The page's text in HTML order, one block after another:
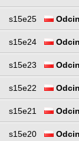
s15e25
s15e24
s15e23
s15e22
s15e21
s15e20